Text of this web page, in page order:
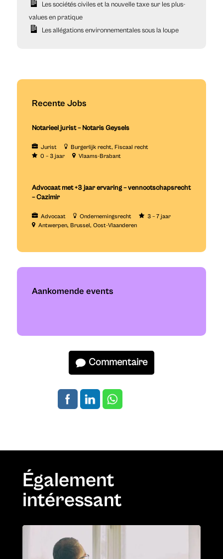
Les sociétés civiles et la nouvelle taxe sur les plus-
values en pratique
Les allégations environnementales sous la loupe
Recente Jobs
Notarieel jurist – Notaris Geysels
Jurist Burgerlijk recht
Fiscaal recht
0 – 3 jaar
Vlaams-Brabant
Advocaat met +3 jaar ervaring – vennootschapsrecht
– Cazimir
Advocaat Ondernemingsrecht
3 – 7 jaar
Antwerpen
Brussel Oost-Vlaanderen
Aankomende events
Commentaire
Également
intéressant